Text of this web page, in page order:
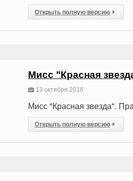
Открыть полную версию
Мисс "Красная
13 октября 2016
Мисс "Красная звезда".
Открыть полную версию